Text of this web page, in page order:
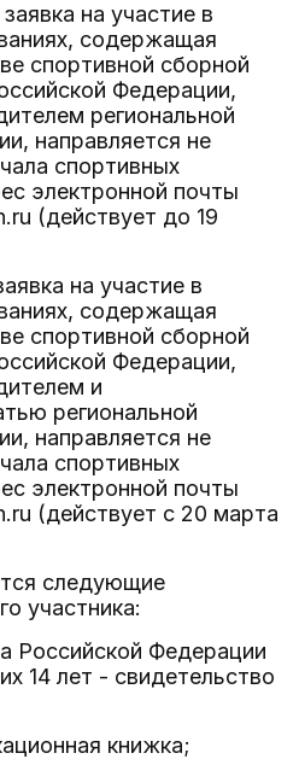
на участие в
содержащая
спортивной сборной
Федерации,
региональной
направляется не
спортивных
электронной почты
(действует до 19
на участие в
содержащая
спортивной сборной
Федерации,
и
региональной
направляется не
спортивных
электронной почты
(действует с 20 марта
следующие
участника:
Российской Федерации
14 лет - свидетельство
книжка;